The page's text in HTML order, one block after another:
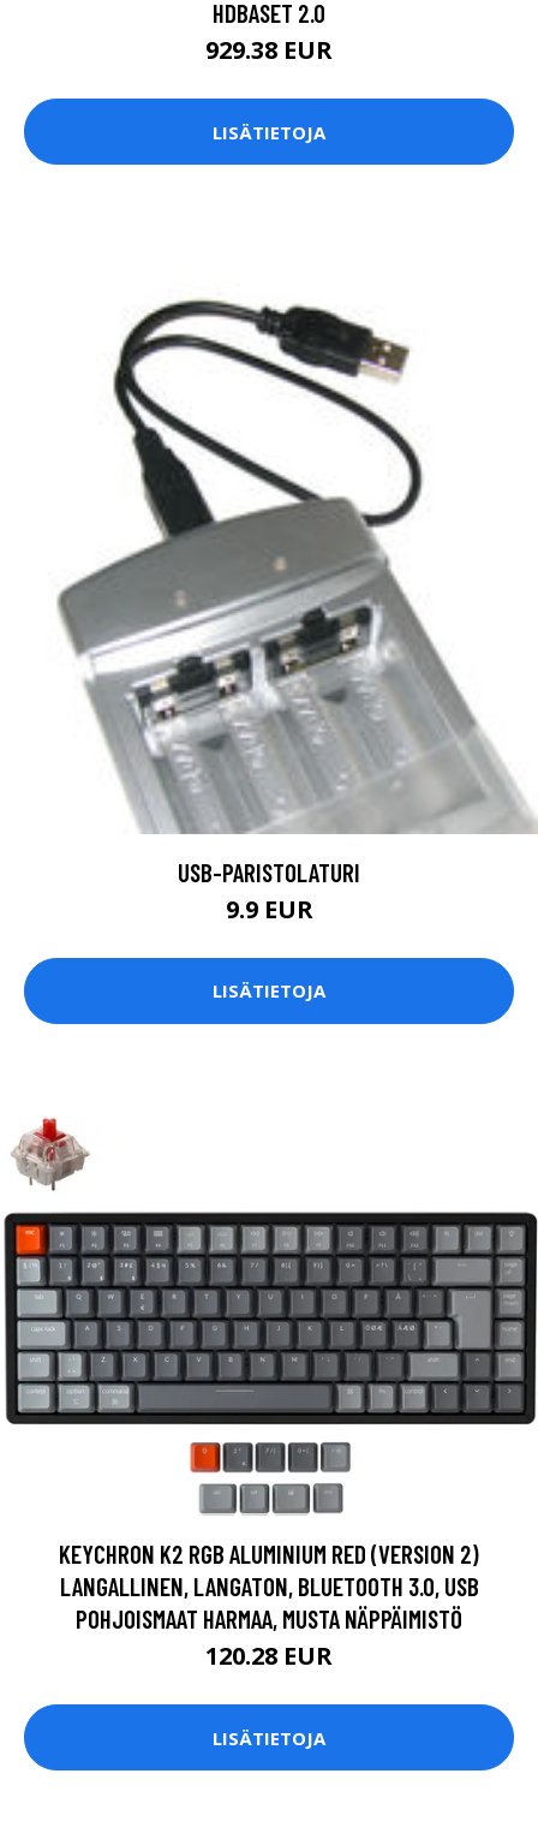
HDBASET 2.0
929.38 EUR
LISÄTIETOJA
USB-PARISTOLATURI
9.9 EUR
LISÄTIETOJA
KEYCHRON K2 RGB ALUMINIUM RED (VERSION 2)
LANGALLINEN, LANGATON, BLUETOOTH 3.0, USB
POHJOISMAAT HARMAA, MUSTA NÄPPÄIMISTÖ
120.28 EUR
LISÄTIETOJA